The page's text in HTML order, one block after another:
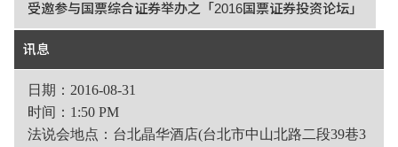
受邀参与国票综合证券举办之「2016国票证券投资论坛」
讯息
日期： 2016-08-31
时间： 1:50 PM
法说会地点：台北晶华酒店(台北市中山北路二段39巷3